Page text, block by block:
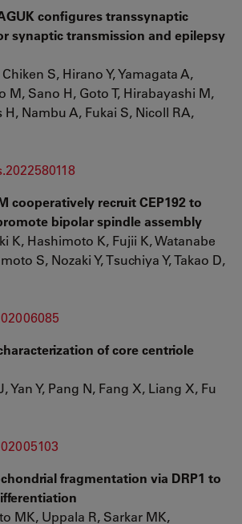
configures transsynaptic
synaptic transmission and epilepsy
S, Hirano Y, Yamagata A,
M, Sano H, Goto T, Hirabayashi M,
H, Nambu A, Fukai S, Nicoll RA,
cooperatively recruit CEP192 to
bipolar spindle assembly
K, Hashimoto K, Fujii K, Watanabe
S, Nozaki Y, Tsuchiya Y, Takao D,
of core centriole
Yan Y, Pang N, Fang X, Liang X, Fu
fragmentation via DRP1 to
MK, Uppala R, Sarkar MK,